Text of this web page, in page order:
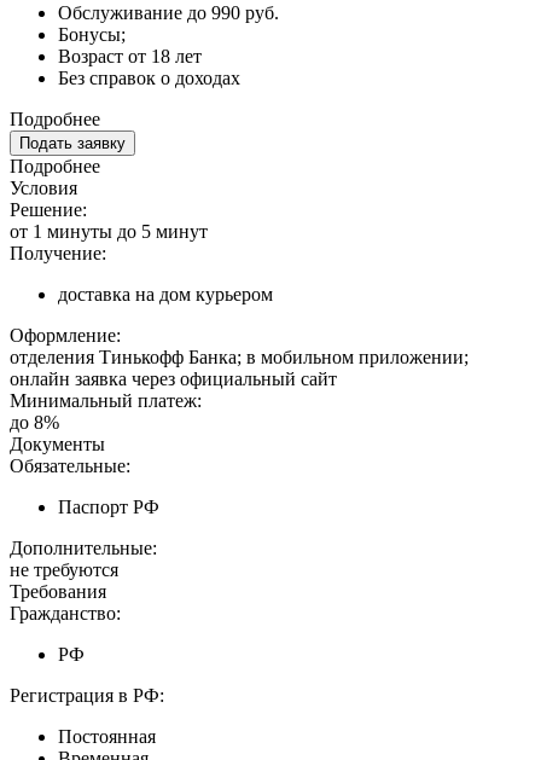
Обслуживание до 990 руб.
Бонусы;
Возраст от 18 лет
Без справок о доходах
Подробнее
Подать заявку
Подробнее
Условия
Решение:
от 1 минуты до 5 минут
Получение:
доставка на дом курьером
Оформление:
отделения Тинькофф Банка; в мобильном приложении;
онлайн заявка через официальный сайт
Минимальный платеж:
до 8%
Документы
Обязательные:
Паспорт РФ
Дополнительные:
не требуются
Требования
Гражданство:
РФ
Регистрация в РФ:
Постоянная